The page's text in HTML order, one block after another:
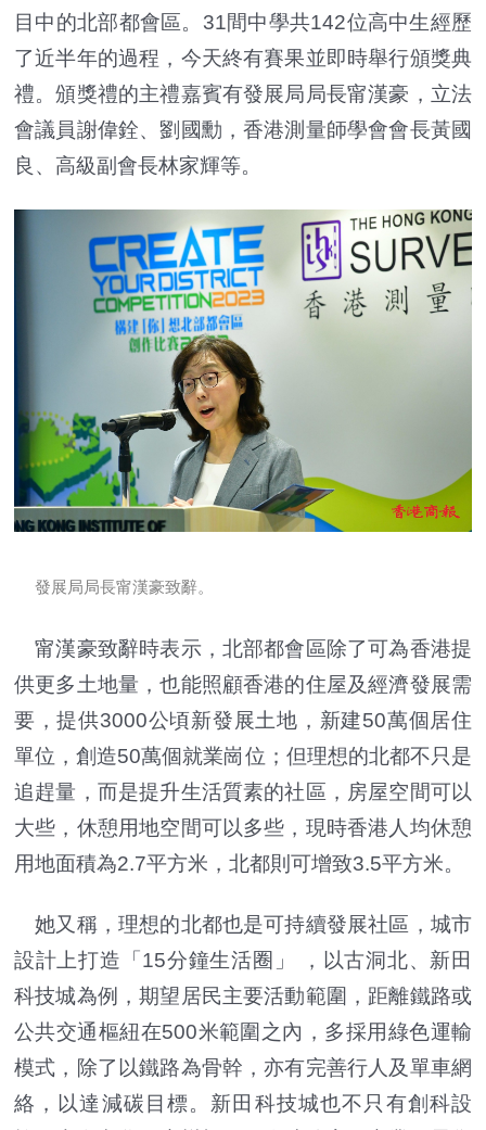
目中的北部都會區。31間中學共142位高中生經歷
了近半年的過程，今天終有賽果並即時舉行頒獎典
禮。頒獎禮的主禮嘉賓有發展局局長甯漢豪，立法
會議員謝偉銓、劉國勳，香港測量師學會會長黃國
良、高級副會長林家輝等。
發展局局長甯漢豪致辭。
甯漢豪致辭時表示，北部都會區除了可為香港提
供更多土地量，也能照顧香港的住屋及經濟發展需
要，提供3000公頃新發展土地，新建50萬個居住
單位，創造50萬個就業崗位；但理想的北都不只是
追趕量，而是提升生活質素的社區，房屋空間可以
大些，休憩用地空間可以多些，現時香港人均休憩
用地面積為2.7平方米，北都則可增致3.5平方米。
她又稱，理想的北都也是可持續發展社區，城市
設計上打造「15分鐘生活圈」 ，以古洞北、新田
科技城為例，期望居民主要活動範圍，距離鐵路或
公共交通樞紐在500米範圍之內，多採用綠色運輸
模式，除了以鐵路為骨幹，亦有完善行人及單車網
絡，以達減碳目標。新田科技城也不只有創科設